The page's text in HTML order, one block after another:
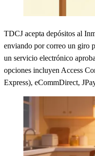
TDCJ acepta depósitos al
enviando por correo un giro
un servicio electrónico
opciones incluyen Access
Express), eCommDirect,